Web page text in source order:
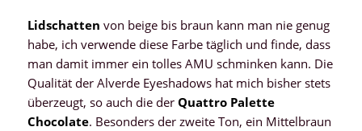
Lidschatten von beige bis braun kann man nie genug
habe, ich verwende diese Farbe täglich und finde, dass
man damit immer ein tolles AMU schminken kann. Die
Qualität der Alverde Eyeshadows hat mich bisher stets
überzeugt, so auch die der Quattro Palette
Chocolate. Besonders der zweite Ton, ein Mittelbraun